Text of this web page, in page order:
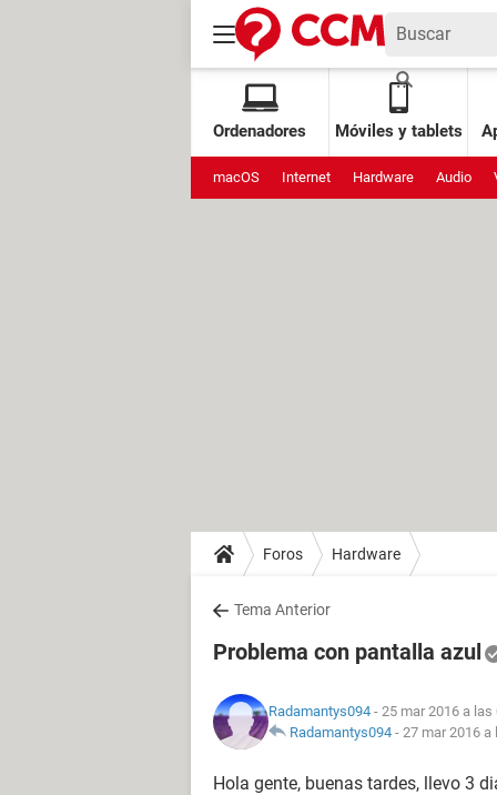
Ordenadores Móviles y tablets
macOS Internet Hardware Audio
Foros Hardware
Tema Anterior
Problema con pantalla azul
Radamantys094 - 25 mar 2016 a las
Radamantys094 - 27 mar 2016 a
Hola gente, buenas tardes, llevo 3